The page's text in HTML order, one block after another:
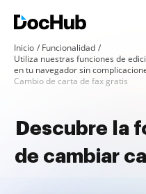
Inicio
Funcionalidad
Utiliza nuestras funciones de
en tu navegador sin
Cambio de carta de fax gratis
Descubre la
de cambiar